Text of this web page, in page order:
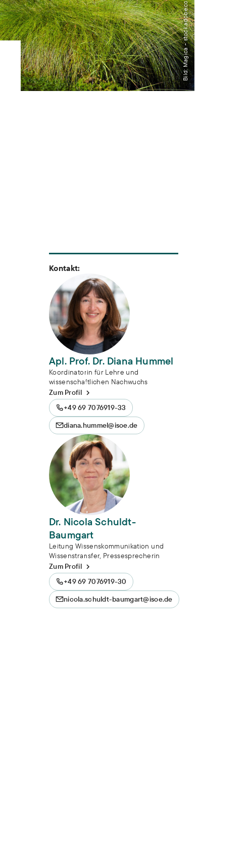
Klimaanpassung
Mobilität
Suffizienz
Transdisziplinarität
Bild: Magica - stock.adobe.com
Kontakt:
Apl. Prof. Dr. Diana Hummel
Koordinatorin für Lehre und
wissenschaftlichen Nachwuchs
Zum Profil
+49 69 7076919-33
diana.hummel@isoe.de
Dr. Nicola Schuldt-
Baumgart
Leitung Wissenskommunikation und
Wissenstransfer, Pressesprecherin
Zum Profil
+49 69 7076919-30
nicola.schuldt-baumgart@isoe.de